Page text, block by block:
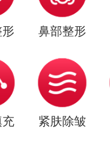
鼻部整形
充 紧肤除皱